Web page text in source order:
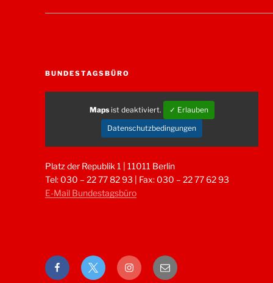
BUNDESTAGSBÜRO
Mapsist deaktiviert.
✓ Erlauben
Datenschutzbedingungen
Platz der Republik 1 | 11011 Berlin
Tel: 030 – 22 77 82 93 | Fax: 030 – 22 77 62 93
E-Mail Bundestagsbüro
FacebookTwitter Instagram
E-
Mail